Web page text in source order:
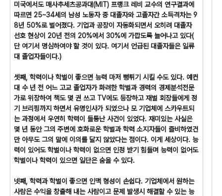
미국에서도 매사추세츠공과대(MIT) 프랭크 레비 교수의 연구결과에
따르면 25~34세의 남성 노동자 중 대졸자와 고졸자간 소득격차는 9
8년 50%로 벌어졌다. 기업과 공장이 자동화되면서 오히려 대졸자
선호 현상이 20년 전의 20%에서 30%에 가깝도록 늘어나고 있다(
단 여기서 명심하여야 할 것이 있다. 여기서 언급된 대졸자들은 일류
대 졸업자들이다.)
셋째, 학력이나 학벌이 좋으면 능력 마저 뻥튀기 시킬 수도 있다. 예컨
대 수 년 전 어느 고교 졸업자가 화려한 학벌과 경력의 경제분석전문
가로 위장하여 책도 몇 권 쓰고 TV에도 등장하고 재벌 회장들에게 정
기 브리핑까지 하면서 유명인사가 되었으나 모 기업체에 스카우트되
는 과정에서 우연히 학력이 들통난 사건이 있었다. 재미있는 사실은
몇 년 동안 그의 주변에 호화로운 학벌과 학력 소지자들이 즐비하였건
만 아무도 그의 말에 이의를 달지 않았다는 점이다. 이게 세상이다. 능
력이 있어도 학벌이나 학력이 없으면 인정 받기 힘들며 능력이 없어도
학벌이나 학력이 있으면 일단은 숨을 수 있다.
넷째, 학력과 학벌이 좋으면 인맥 형성이 손쉽다. 기업체에서 원하는
사람은 수익을 창출해 내는 사람이고 문제 발생시 해결할 수 있는 능